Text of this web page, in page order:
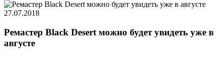
27.07.2018
Ремастер Black Desert можно будет увидеть уже в
августе